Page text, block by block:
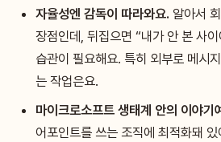
자율성엔 감독이 따라와요. 알아서
장점인데, 뒤집으면 “내가 안 본 사
습관이 필요해요. 특히 외부로 메시
는 작업은요.
마이크로소프트 생태계 안의 이야기
어포인트를 쓰는 조직에 최적화돼